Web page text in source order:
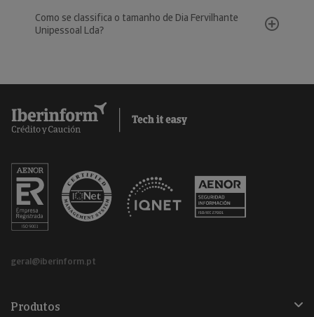
Como se classifica o tamanho de Dia Fervilhante
Unipessoal Lda?
geral@iberinform.pt
Produtos